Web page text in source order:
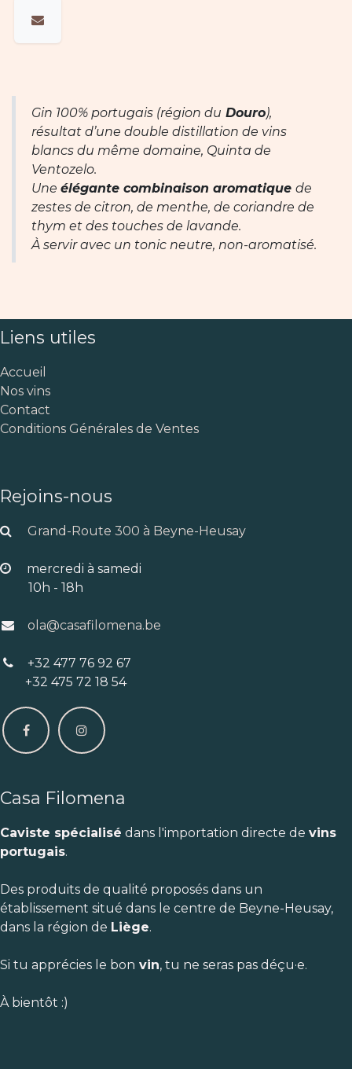
Gin 100% portugais (région du Douro),
résultat d’une double distillation de vins
blancs du même domaine, Quinta de
Ventozelo.
Une élégante combinaison aromatique de
zestes de citron, de menthe, de coriandre de
thym et des touches de lavande.
À servir avec un tonic neutre, non-aromatisé.
Liens utiles
Accueil
Nos vins
Contact
Conditions Générales de Ventes
Rejoins-nous
Grand-Route 300 à Beyne-Heusay
mercredi à samedi
10h - 18h
ola@casafilomena.be
+32 477 76 92 67
+32 475 72 18 54
Casa Filomena
Caviste spécialisé dans l'importation directe de vins
portugais.
Des produits de qualité proposés dans un
établissement situé dans le centre de Beyne-Heusay,
dans la région de Liège.
Si tu apprécies le bon vin, tu ne seras pas déçu·e.
À bientôt :)